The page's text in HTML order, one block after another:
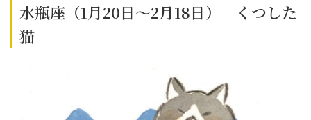
水瓶座（1月20日～2月18日） くつした
猫